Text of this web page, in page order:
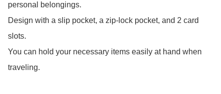
personal belongings.
Design with a slip pocket, a zip-lock pocket, and 2 card
slots.
You can hold your necessary items easily at hand when
traveling.